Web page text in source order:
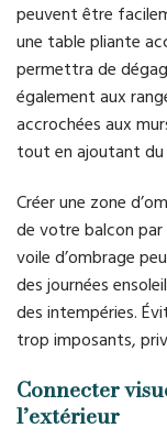
peuvent être
une table pliante
permettra de
également aux
accrochées aux
tout en ajoutant du
Créer une zone
de votre balcon par
voile d’ombrage
des journées
des intempéries.
trop imposants,
Connecter
l’extérieur